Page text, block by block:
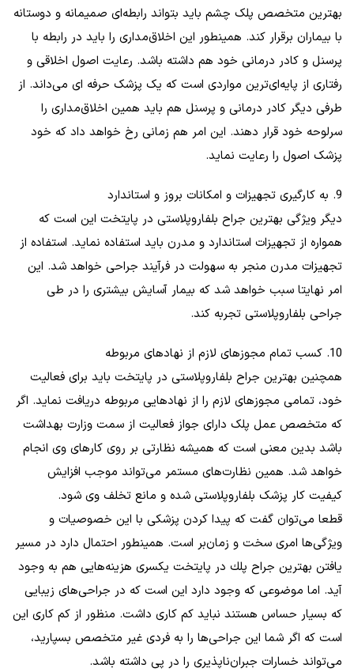
بهترین متخصص پلک چشم باید بتواند رابطه‌‌ای صمیمانه و دوستانه
با بیماران برقرار کند. همینطور این اخلاق‌مداری را باید در رابطه با
پرسنل و کادر درمانی خود هم داشته باشد. رعایت اصول اخلاقی و
رفتاری از پایه‌ای‌ترین مواردی است که یک پزشک حرفه ای می‌داند. از
طرفی دیگر کادر درمانی و پرسنل هم باید همین اخلاق‌مداری را
سرلوحه خود قرار دهند. این امر هم زمانی رخ خواهد داد که خود
پزشک اصول را رعایت نماید.
9. به کارگیری تجهیزات و امکانات بروز و استاندارد
دیگر ویژگی بهترین جراح بلفاروپلاستی در پایتخت این است که
همواره از تجهیزات استاندارد و مدرن باید استفاده نماید. استفاده از
تجهیزات مدرن منجر به سهولت در فرآیند جراحی خواهد شد. این
امر نهایتا سبب خواهد شد که بیمار آسایش بیشتری را در طی
جراحی بلفاروپلاستی تجربه کند.
10. کسب تمام مجوزهای لازم از نهادهای مربوطه
همچنین بهترین جراح بلفاروپلاستی در پایتخت باید برای فعالیت
خود، تمامی مجوزهای لازم را از نهادهایی مربوطه دریافت نماید. اگر
که متخصص عمل پلک دارای جواز فعالیت از سمت وزارت بهداشت
باشد بدین معنی است که همیشه نظارتی بر روی کارهای وی انجام
خواهد شد. همین نظارت‌های مستمر می‌تواند موجب افزایش
کیفیت کار پزشک بلفاروپلاستی شده و مانع تخلف وی شود.
قطعا می‌توان گفت که پیدا کردن پزشکی با این خصوصیات و
ویژگی‌ها امری سخت و زمان‌بر است. همینطور احتمال دارد در مسیر
یافتن بهترين جراح پلك در پایتخت یکسری هزینه‌هایی هم به وجود
آید. اما موضوعی که وجود دارد این است که در جراحی‌های زیبایی
که بسیار حساس هستند نباید کم کاری داشت. منظور از کم کاری این
است که اگر شما این جراحی‌ها را به فردی غیر متخصص بسپارید،
می‌تواند خسارات جبران‌ناپذیری را در پی داشته باشد.